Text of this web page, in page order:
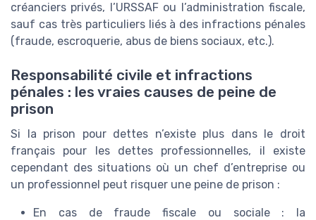
créanciers privés, l’URSSAF ou l’administration fiscale,
sauf cas très particuliers liés à des infractions pénales
(fraude, escroquerie, abus de biens sociaux, etc.).
Responsabilité civile et infractions
pénales : les vraies causes de peine de
prison
Si la prison pour dettes n’existe plus dans le droit
français pour les dettes professionnelles, il existe
cependant des situations où un chef d’entreprise ou
un professionnel peut risquer une peine de prison :
En cas de fraude fiscale ou sociale : la